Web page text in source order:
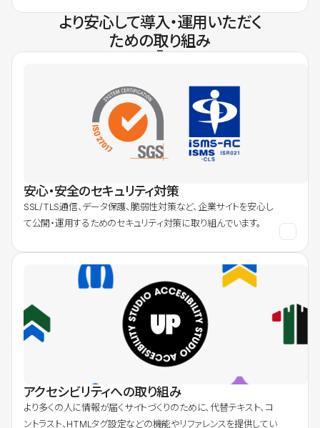
より安心して導入・運用いただく
ための取り組み
安心・安全のセキュリティ対策
SSL/TLS通信、データ保護、脆弱性対策など、企業サイトを安心し
て公開・運用するためのセキュリティ対策に取り組んでいます。
アクセシビリティへの取り組み
より多くの人に情報が届くサイトづくりのために、代替テキスト、コ
ントラスト、HTMLタグ設定などの機能やリファレンスを提供してい